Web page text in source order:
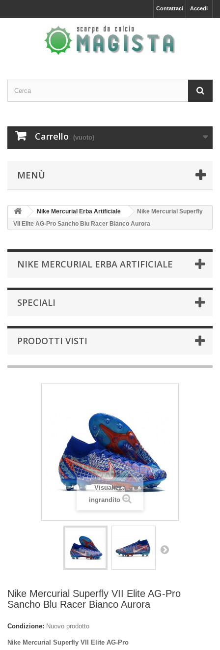
Accedi
Contattaci
Carrello (vuoto)
MENÙ
Nike Mercurial Erba Artificiale
Nike Mercurial Superfly
VII Elite AG-Pro Sancho Blu Racer Bianco Aurora
NIKE MERCURIAL ERBA ARTIFICIALE
SPECIALI
PRODOTTI VISTI
Visualizza
ingrandito
Nike Mercurial Superfly VII Elite AG-Pro
Sancho Blu Racer Bianco Aurora
Condizione: Nuovo prodotto
Nike Mercurial Superfly VII Elite AG-Pro